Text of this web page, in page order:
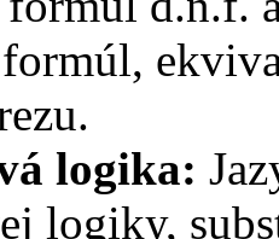
logika:
logiky,